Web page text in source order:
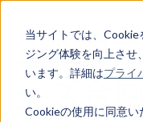
当サイトでは、
ジング体験を向上させ
います。詳細はプライ
い。
Cookieの使用に同意
ジルコ
ーズ合